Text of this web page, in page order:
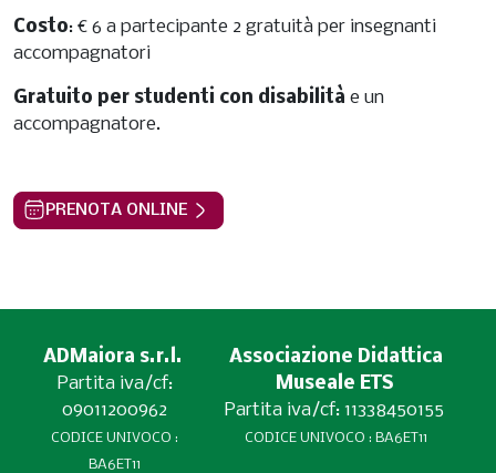
Costo: € 6 a partecipante 2 gratuità per insegnanti
accompagnatori
Gratuito per studenti con disabilità e un
accompagnatore.
PRENOTA ONLINE
ADMaiora s.r.l.
Partita iva/cf:
09011200962
CODICE UNIVOCO :
BA6ET11
Associazione Didattica
Museale ETS
Partita iva/cf: 11338450155
CODICE UNIVOCO : BA6ET11